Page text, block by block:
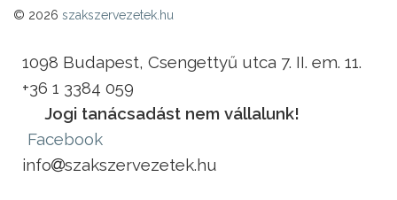
© 2026 szakszervezetek.hu
1098 Budapest, Csengettyű utca 7. II. em. 11.
+36 1 3384 059
Jogi tanácsadást nem vállalunk!
Facebook
info
szakszervezetek.hu